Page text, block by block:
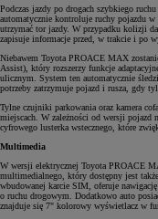
Podczas jazdy po drogach szybkiego
automatycznie kontroluje ruchy pojazdu
utrzymać tor jazdy. W przypadku kolizji
zapisuje informacje przed, w trakcie i po
Niebawem Toyota PROACE MAX
Assist), który rozszerzy funkcje
ulicznym. System ten automatycznie
potrzeby zatrzymuje pojazd i rusza, gdy
Tylne czujniki parkowania oraz kamera
miejscach. W zależności od wersji pojazd
cyfrowego lusterka wstecznego, które
Multimedia
W wersji elektrycznej Toyota PROACE
multimedialnego, który dostępny jest
wbudowanej karcie SIM, oferuje
o ruchu drogowym. Dodatkowo auto
znajduje się 7" kolorowy wyświetlacz w